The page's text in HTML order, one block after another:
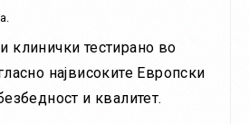
клинички тестирано во
највисоките Европски
и квалитет.